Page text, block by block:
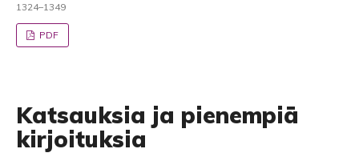
1324–1349
PDF
Katsauksia ja pienempiä
kirjoituksia